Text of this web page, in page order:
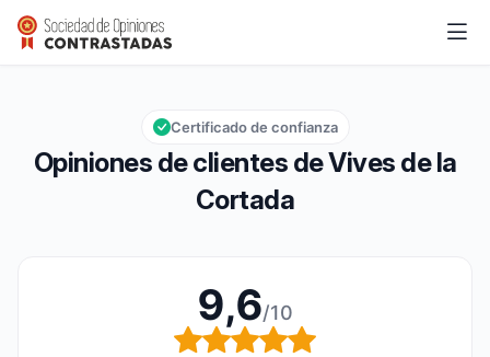
Vives de la Cortada
Calificación global: 9,6 de 10
9,6/10
Opiniones de clientes de Vives de la
Cortada
Certificado de confianza
9,6/10
Calificación global: 9,6